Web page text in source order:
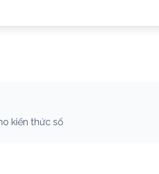
kiến thức số